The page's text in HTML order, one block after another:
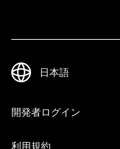
開発者ログイン
利用規約